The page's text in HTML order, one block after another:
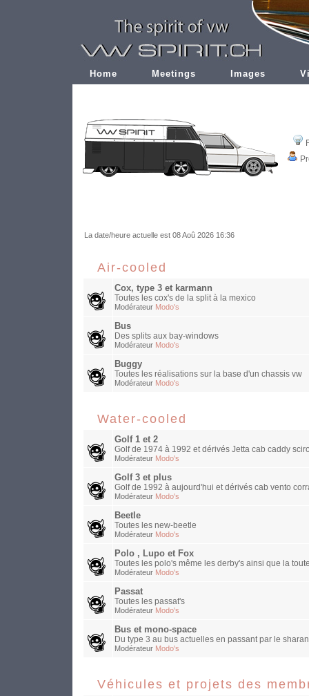
Home Meetings Images
La date/heure actuelle est 08 Aoû 2026 16:36
Air-cooled
Cox, type 3 et karmann
Toutes les cox's de la split à la mexico
Modérateur Modo's
Bus
Des splits aux bay-windows
Modérateur Modo's
Buggy
Toutes les réalisations sur la base d'un chassis vw
Modérateur Modo's
Water-cooled
Golf 1 et 2
Golf de 1974 à 1992 et dérivés Jetta cab caddy
Modérateur Modo's
Golf 3 et plus
Golf de 1992 à aujourd'hui et dérivés cab vento
Modérateur Modo's
Beetle
Toutes les new-beetle
Modérateur Modo's
Polo , Lupo et Fox
Toutes les polo's même les derby's ainsi que la
Modérateur Modo's
Passat
Toutes les passat's
Modérateur Modo's
Bus et mono-space
Du type 3 au bus actuelles en passant par le
Modérateur Modo's
Véhicules et projets des